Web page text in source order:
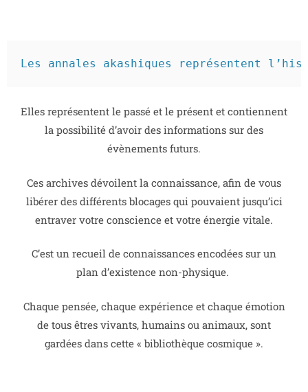
Les annales akashiques représentent
Elles représentent le passé et le présent et contiennent
la possibilité d’avoir des informations sur des
évènements futurs.
Ces archives dévoilent la connaissance, afin de vous
libérer des différents blocages qui pouvaient jusqu’ici
entraver votre conscience et votre énergie vitale.
C’est un recueil de connaissances encodées sur un
plan d’existence non-physique.
Chaque pensée, chaque expérience et chaque émotion
de tous êtres vivants, humains ou animaux, sont
gardées dans cette « bibliothèque cosmique ».